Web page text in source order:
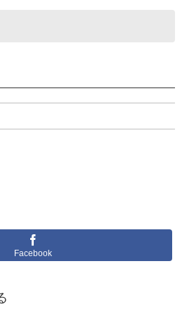
Facebook